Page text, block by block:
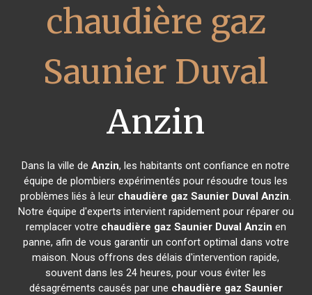
chaudière gaz
Saunier Duval
Anzin
Dans la ville deAnzin, les habitants ont confiance en notre
équipe de plombiers expérimentés pour résoudre tous les
problèmes liés à leur chaudière gaz Saunier Duval Anzin.
Notre équipe d'experts intervient rapidement pour réparer ou
remplacer votre chaudière gaz Saunier Duval Anzin en
panne, afin de vous garantir un confort optimal dans votre
maison. Nous offrons des délais d'intervention rapide,
souvent dans les 24 heures, pour vous éviter les
désagréments causés par une chaudière gaz Saunier